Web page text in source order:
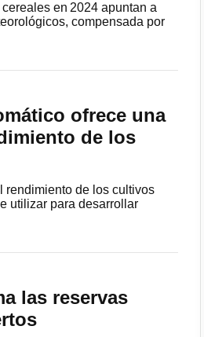
en 2024 apuntan a
compensada por
ofrece una
de los
rendimiento de los cultivos
utilizar para desarrollar
las reservas